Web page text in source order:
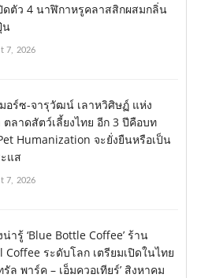
ดตัว 4 นาฬิกาหรูคลาสสิกผสมกลิ่น
น
7, 2026
อร์ซ-จารุวัฒน์ เลาหวิศิษฏ์ แห่ง
ตลาดสัตว์เลี้ยงไทย อีก 3 ปีคือบท
Humanization จะยั่งยืนหรือเป็น
แส
7, 2026
น่ารู้ ‘Blue Bottle Coffee’ ร้าน
Coffee ระดับโลก เตรียมเปิดในไทย
รัล พาร์ค – เอ็มควอเทียร์’ สิงหาคม